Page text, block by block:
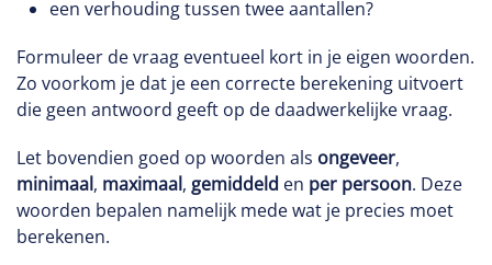
een verhouding tussen twee aantallen?
Formuleer de vraag eventueel kort in je eigen woorden.
Zo voorkom je dat je een correcte berekening uitvoert
die geen antwoord geeft op de daadwerkelijke vraag.
Let bovendien goed op woorden als ongeveer,
minimaal, maximaal, gemiddeld en per persoon. Deze
woorden bepalen namelijk mede wat je precies moet
berekenen.